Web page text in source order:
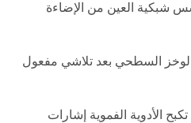
شبكية العين من الإضاءة
السطحي بعد تلاشي مفعول
تكبح الأدوية الفموية إشارات